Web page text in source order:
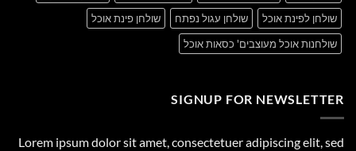
שולחן לפינת אוכל
שולחן עגול נפתח
שולחן פינת אוכל
שולחנות אוכל מעוצבים' כסאות אוכל
SIGNUP FOR NEWSLETTER
Lorem ipsum dolor sit amet, consectetuer adipiscing elit, sed